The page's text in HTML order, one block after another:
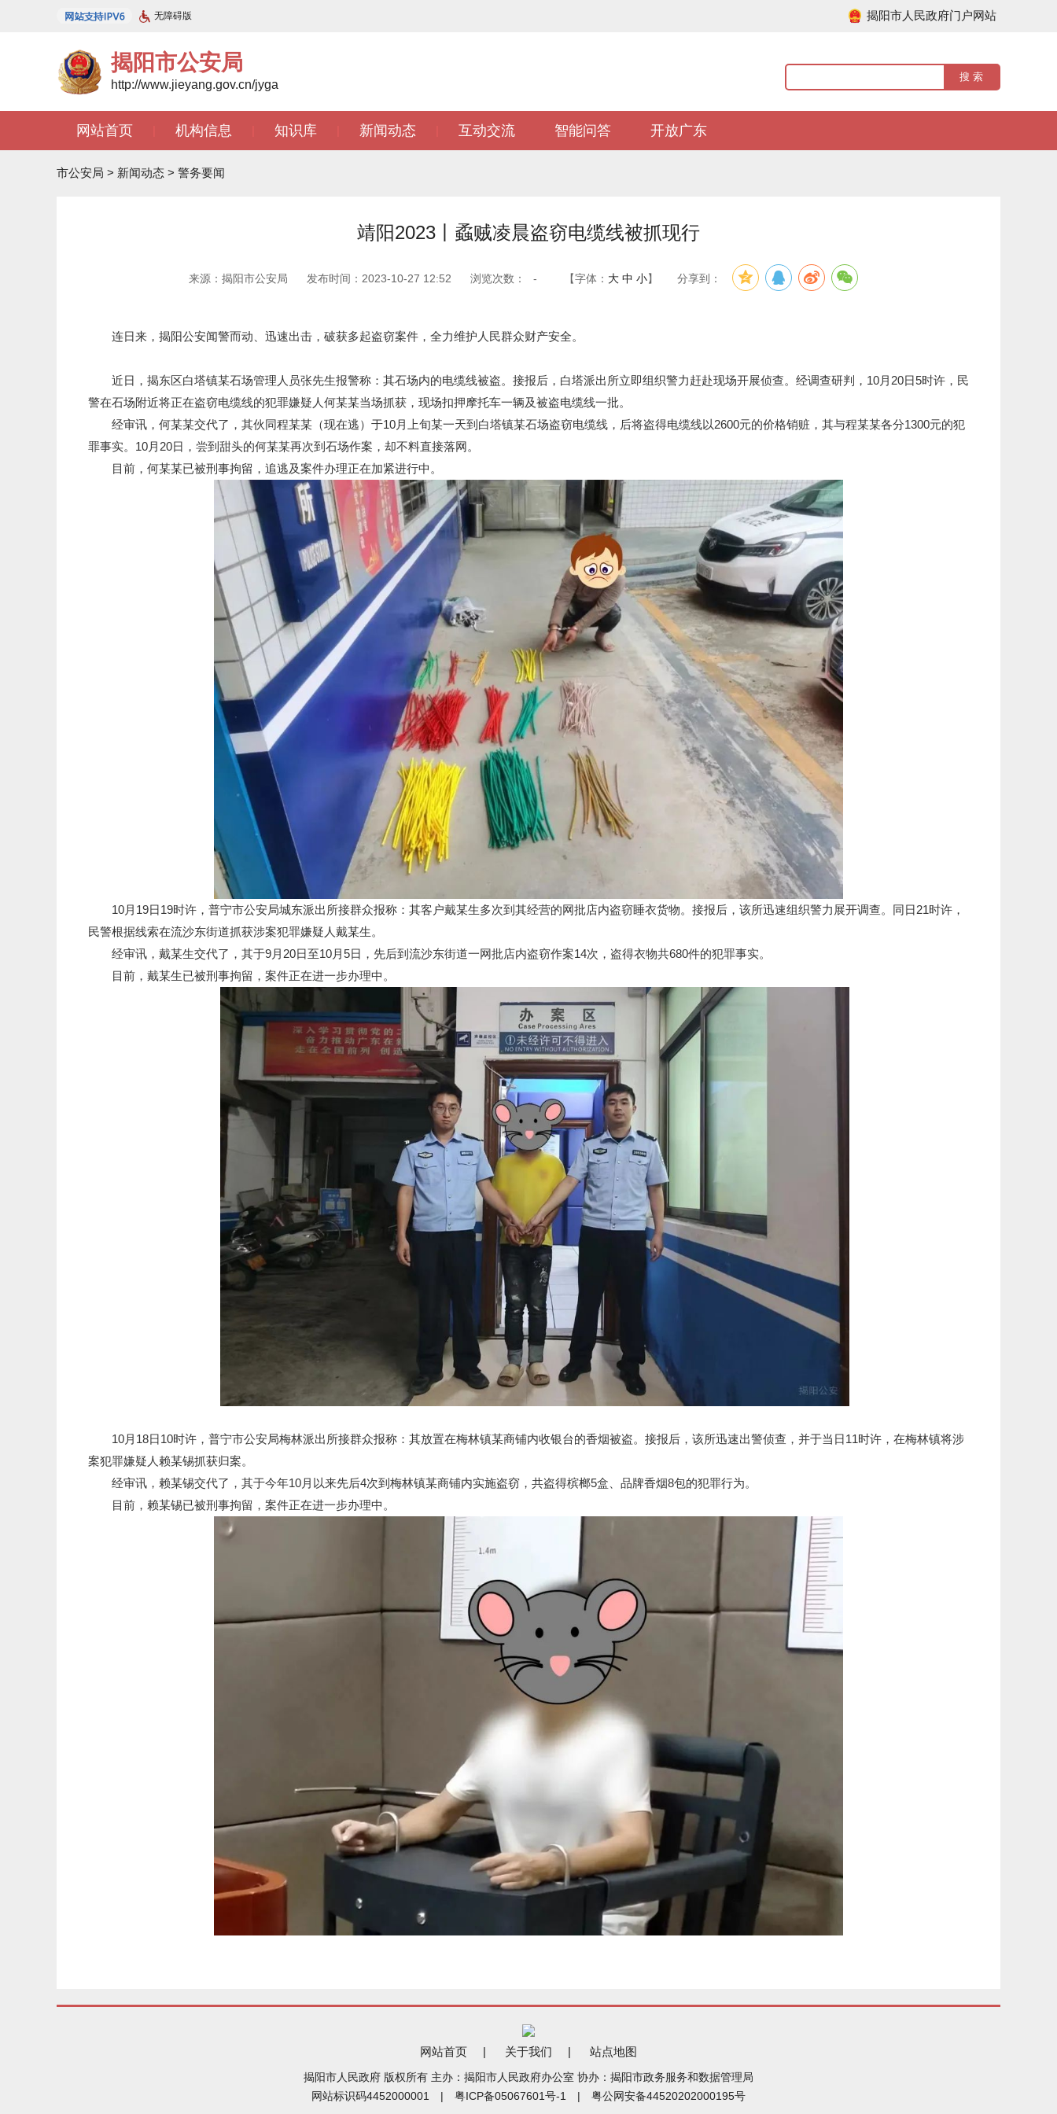
无障碍版 揭阳市人民政府门户网站
揭阳市公安局
http://www.jieyang.gov.cn/jyga
网站首页 机构信息 知识库 新闻动态 互动交流 智能问答 开放广东
市公安局 > 新闻动态 > 警务要闻
靖阳2023丨蟊贼凌晨盗窃电缆线被抓现行
来源：揭阳市公安局 发布时间：2023-10-27 12:52 浏览次数： - 【字体： 大 中 小】 分享到：
连日来，揭阳公安闻警而动、迅速出击，破获多起盗窃案件，全力维护人民群众财产安全。
近日，揭东区白塔镇某石场管理人员张先生报警称：其石场内的电缆线被盗。接报后，白塔派出所立即组织警力赶赴现场开展侦查。经调查研判，10月20日5时许，民
警在石场附近将正在盗窃电缆线的犯罪嫌疑人何某某当场抓获，现场扣押摩托车一辆及被盗电缆线一批。
经审讯，何某某交代了，其伙同程某某（现在逃）于10月上旬某一天到白塔镇某石场盗窃电缆线，后将盗得电缆线以2600元的价格销赃，其与程某某各分1300元的犯
罪事实。10月20日，尝到甜头的何某某再次到石场作案，却不料直接落网。
目前，何某某已被刑事拘留，追逃及案件办理正在加紧进行中。
10月19日19时许，普宁市公安局城东派出所接群众报称：其客户戴某生多次到其经营的网批店内盗窃睡衣货物。接报后，该所迅速组织警力展开调查。同日21时许，
民警根据线索在流沙东街道抓获涉案犯罪嫌疑人戴某生。
经审讯，戴某生交代了，其于9月20日至10月5日，先后到流沙东街道一网批店内盗窃作案14次，盗得衣物共680件的犯罪事实。
目前，戴某生已被刑事拘留，案件正在进一步办理中。
10月18日10时许，普宁市公安局梅林派出所接群众报称：其放置在梅林镇某商铺内收银台的香烟被盗。接报后，该所迅速出警侦查，并于当日11时许，在梅林镇将涉
案犯罪嫌疑人赖某锡抓获归案。
经审讯，赖某锡交代了，其于今年10月以来先后4次到梅林镇某商铺内实施盗窃，共盗得槟榔5盒、品牌香烟8包的犯罪行为。
目前，赖某锡已被刑事拘留，案件正在进一步办理中。
网站首页 | 关于我们 | 站点地图
揭阳市人民政府 版权所有 主办：揭阳市人民政府办公室 协办：揭阳市政务服务和数据管理局
网站标识码4452000001 | 粤ICP备05067601号-1 | 粤公网安备44520202000195号